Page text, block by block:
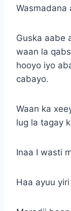
Wasmadana
Guska aabe
waan la
hooyo iyo
cabayo.
Waan ka
lug la tagay
Inaa I wasti
Haa ayuu yiri